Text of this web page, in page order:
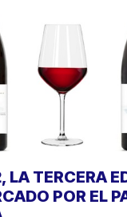
TERCERA
POR EL